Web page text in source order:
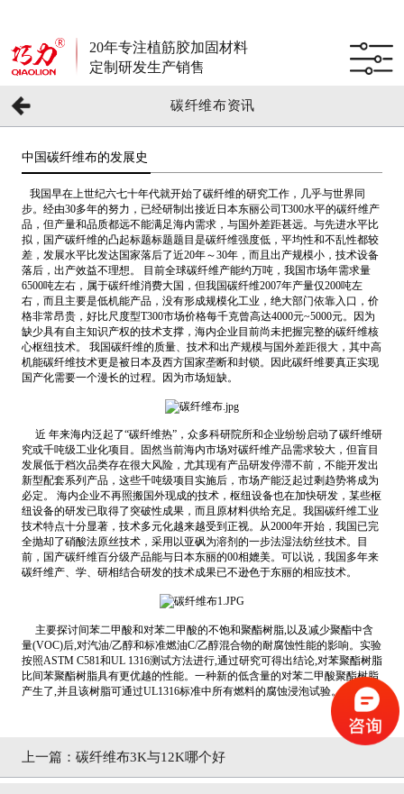
20年专注植筋胶加固材料
定制研发生产销售
碳纤维布资讯
中国碳纤维布的发展史
我国早在上世纪六七十年代就开始了碳纤维的研究工作，几乎与世界同
步。经由30多年的努力，已经研制出接近日本东丽公司T300水平的碳纤维产
品，但产量和品质都远不能满足海内需求，与国外差距甚远。与先进水平比
拟，国产碳纤维的凸起标题标题题目是碳纤维强度低，平均性和不乱性都较
差，发展水平比发达国家落后了近20年～30年，而且出产规模小，技术设备
落后，出产效益不理想。 目前全球碳纤维产能约万吨，我国市场年需求量
6500吨左右，属于碳纤维消费大国，但我国碳纤维2007年产量仅200吨左
右，而且主要是低机能产品，没有形成规模化工业，绝大部门依靠入口，价
格非常昂贵，好比尺度型T300市场价格每千克曾高达4000元~5000元。因为
缺少具有自主知识产权的技术支撑，海内企业目前尚未把握完整的碳纤维核
心枢纽技术。 我国碳纤维的质量、技术和出产规模与国外差距很大，其中高
机能碳纤维技术更是被日本及西方国家垄断和封锁。因此碳纤维要真正实现
国产化需要一个漫长的过程。因为市场短缺。
近 年来海内泛起了“碳纤维热”，众多科研院所和企业纷纷启动了碳纤维研
究或千吨级工业化项目。固然当前海内市场对碳纤维产品需求较大，但盲目
发展低于档次品类存在很大风险，尤其现有产品研发停滞不前，不能开发出
新型配套系列产品，这些千吨级项目实施后，市场产能泛起过剩趋势将成为
必定。 海内企业不再照搬国外现成的技术，枢纽设备也在加快研发，某些枢
纽设备的研发已取得了突破性成果，而且原材料供给充足。我国碳纤维工业
技术特点十分显著，技术多元化越来越受到正视。从2000年开始，我国已完
全抛却了硝酸法原丝技术，采用以亚砜为溶剂的一步法湿法纺丝技术。目
前，国产碳纤维百分级产品能与日本东丽的00相媲美。可以说，我国多年来
碳纤维产、学、研相结合研发的技术成果已不逊色于东丽的相应技术。
主要探讨间苯二甲酸和对苯二甲酸的不饱和聚酯树脂,以及减少聚酯中含
量(VOC)后,对汽油/乙醇和标准燃油C/乙醇混合物的耐腐蚀性能的影响。实验
按照ASTM C581和UL 1316测试方法进行,通过研究可得出结论,对苯聚酯树脂
比间苯聚酯树脂具有更优越的性能。一种新的低含量的对苯二甲酸聚酯树脂
产生了,并且该树脂可通过UL1316标准中所有燃料的腐蚀浸泡试验。
上一篇： 碳纤维布3K与12K哪个好